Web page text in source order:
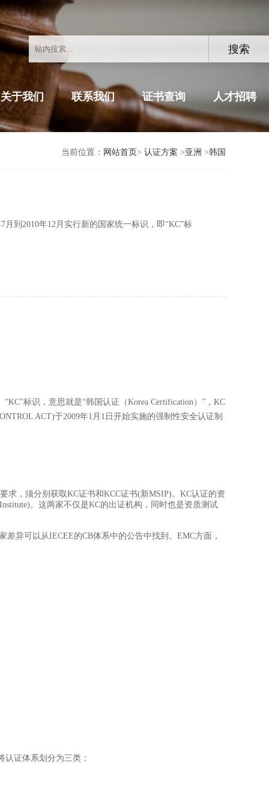
关于我们 联系我们 证书查询 人才招聘
当前位置： 网站首页> 认证方案 >亚洲 >韩国
到2010年12月实行新的国家统一标识，即“KC”标
标识，意思就是“韩国认证（Korea Certification）”，KC
ACT)于2009年1月1日开始实施的强制性安全认证制
求，须分别获取KC证书和KCC证书(新MSIP)。KC认证的资
。这两家不仅是KC的出证机构，同时也是资质测试
异可以从IECEE的CB体系中的公告中找到。EMC方面，
证体系划分为三类：